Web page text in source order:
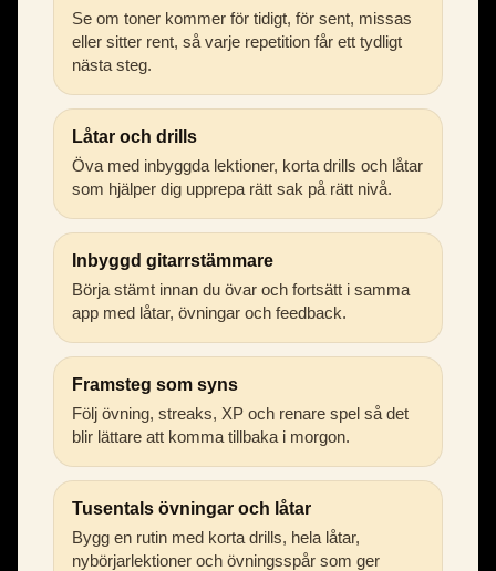
Se om toner kommer för tidigt, för sent, missas
eller sitter rent, så varje repetition får ett tydligt
nästa steg.
Låtar och drills
Öva med inbyggda lektioner, korta drills och låtar
som hjälper dig upprepa rätt sak på rätt nivå.
Inbyggd gitarrstämmare
Börja stämt innan du övar och fortsätt i samma
app med låtar, övningar och feedback.
Framsteg som syns
Följ övning, streaks, XP och renare spel så det
blir lättare att komma tillbaka i morgon.
Tusentals övningar och låtar
Bygg en rutin med korta drills, hela låtar,
nybörjarlektioner och övningsspår som ger